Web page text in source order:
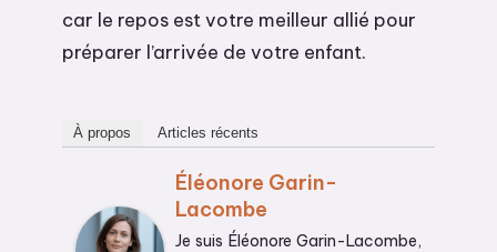
car le repos est votre meilleur allié pour
préparer l’arrivée de votre enfant.
À propos Articles récents
Éléonore Garin-
Lacombe
Je suis Éléonore Garin-Lacombe,